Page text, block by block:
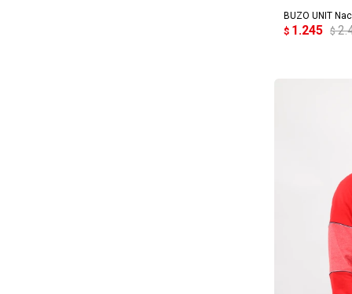
BUZO UNIT
$ 1.245 $